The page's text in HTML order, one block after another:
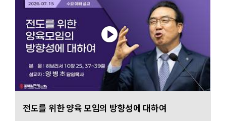
전도를 위한 양육 모임의 방향성에 대하여